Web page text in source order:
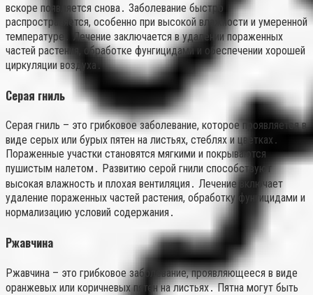
вскоре появляется снова․ Заболевание быстро
распространяется, особенно при высокой влажности и умеренной
температуре․ Лечение заключается в удалении пораженных
частей растения, обработке фунгицидами и обеспечении хорошей
циркуляции воздуха․
Серая гниль
Серая гниль – это грибковое заболевание, которое проявляется в
виде серых или бурых пятен на листьях, стеблях и цветках․
Пораженные участки становятся мягкими и покрываются
пушистым налетом․ Развитию серой гнили способствуют
высокая влажность и плохая вентиляция․ Лечение включает
удаление пораженных частей растения, обработку фунгицидами и
нормализацию условий содержания․
Ржавчина
Ржавчина – это грибковое заболевание, проявляющееся в виде
оранжевых или коричневых пятен на листьях․ Пятна могут быть